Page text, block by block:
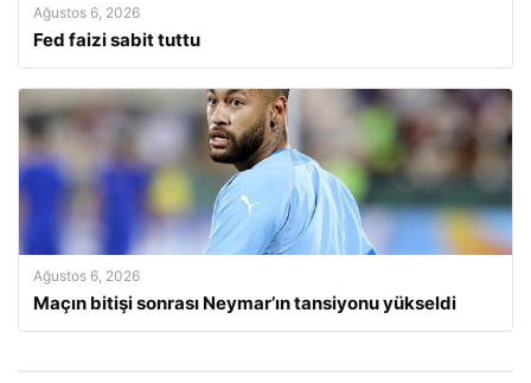
Ağustos 6, 2026
Fed faizi sabit tuttu
Ağustos 6, 2026
Maçın bitişi sonrası Neymar’ın tansiyonu yükseldi